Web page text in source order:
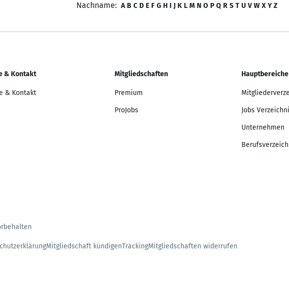
Nachname: A B C D E F G H I J K L M N O P Q R S T U V W X Y Z
& Kontakt
& Kontakt
Mitgliedschaften
Premium
ProJobs
Hauptbereiche
Jobs
Unternehmen
Mitgliedschaft kündigenTrackingMitgliedschaften widerrufen